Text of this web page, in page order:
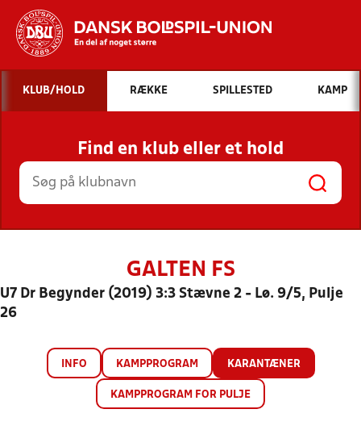
Hvad vil du søge efter?
INDHOLD OG NYHEDER
STILLINGER, RESULTATER, KLUBBER OG
HOLD
KLUB/HOLD RÆKKE SPILLESTED KAMP
Find en klub eller et hold
GALTEN FS
U7 Dr Begynder (2019) 3:3 Stævne 2 - Lø. 9/5, Pulje
26
INFO KAMPPROGRAM KARANTÆNER
KAMPPROGRAM FOR PULJE